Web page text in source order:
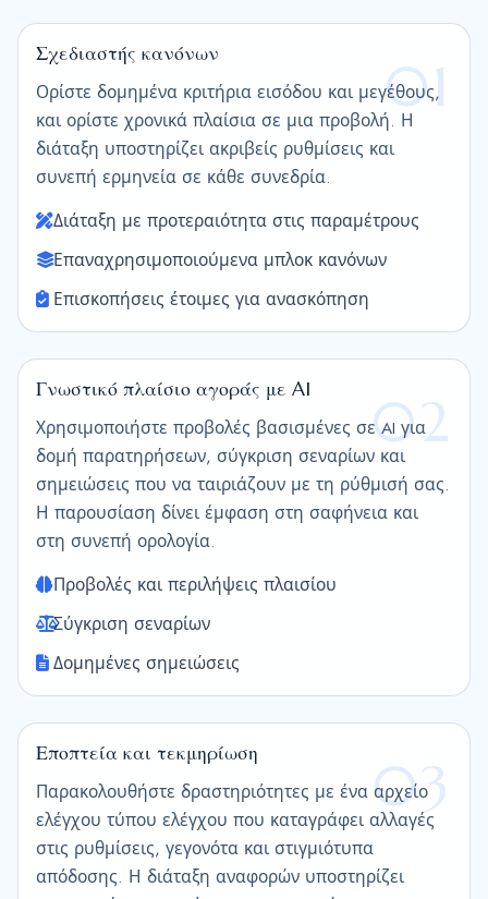
01
Σχεδιαστής κανόνων
Ορίστε δομημένα κριτήρια εισόδου και μεγέθους,
και ορίστε χρονικά πλαίσια σε μια προβολή. Η
διάταξη υποστηρίζει ακριβείς ρυθμίσεις και
συνεπή ερμηνεία σε κάθε συνεδρία.
Διάταξη με προτεραιότητα στις παραμέτρους
Επαναχρησιμοποιούμενα μπλοκ κανόνων
Επισκοπήσεις έτοιμες για ανασκόπηση
02
Γνωστικό πλαίσιο αγοράς με AI
Χρησιμοποιήστε προβολές βασισμένες σε AI για
δομή παρατηρήσεων, σύγκριση σεναρίων και
σημειώσεις που να ταιριάζουν με τη ρύθμισή σας.
Η παρουσίαση δίνει έμφαση στη σαφήνεια και
στη συνεπή ορολογία.
Προβολές και περιλήψεις πλαισίου
Σύγκριση σεναρίων
Δομημένες σημειώσεις
03
Εποπτεία και τεκμηρίωση
Παρακολουθήστε δραστηριότητες με ένα αρχείο
ελέγχου τύπου ελέγχου που καταγράφει αλλαγές
στις ρυθμίσεις, γεγονότα και στιγμιότυπα
απόδοσης. Η διάταξη αναφορών υποστηρίζει